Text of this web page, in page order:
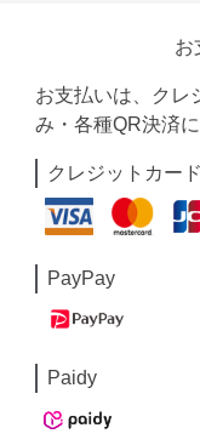
お
お支払いは、クレ
み・各種QR決済
クレジットカード
PayPay
Paidy